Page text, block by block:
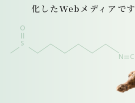
化したWebメディアです